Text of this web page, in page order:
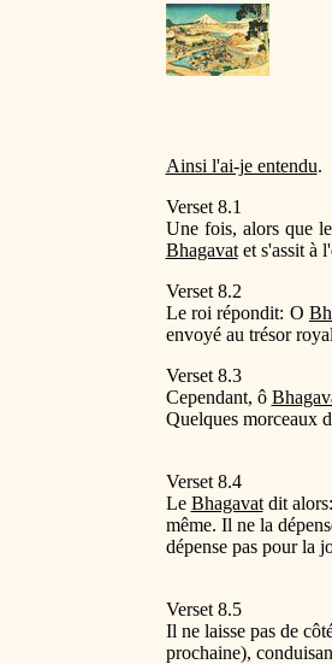
Ainsi l'ai-je entendu.
Verset 8.1
Une fois, alors que le
Bhagavatet s'assit à
Verset 8.2
Le roi répondit: O
envoyé au trésor
Verset 8.3
Cependant, ô
Quelques morceaux
Verset 8.4
Le Bhagavatdit alors:
même. Il ne la
dépense pas pour la
Verset 8.5
Il ne laisse pas de
prochaine),